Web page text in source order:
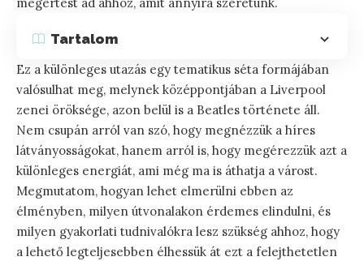
megértést ad ahhoz, amit annyira szeretünk.
Tartalom
Ez a különleges utazás egy tematikus séta formájában
valósulhat meg, melynek középpontjában a Liverpool
zenei öröksége, azon belül is a Beatles története áll.
Nem csupán arról van szó, hogy megnézzük a híres
látványosságokat, hanem arról is, hogy megérezzük azt a
különleges energiát, ami még ma is áthatja a várost.
Megmutatom, hogyan lehet elmerülni ebben az
élményben, milyen útvonalakon érdemes elindulni, és
milyen gyakorlati tudnivalókra lesz szükség ahhoz, hogy
a lehető legteljesebben élhessük át ezt a felejthetetlen